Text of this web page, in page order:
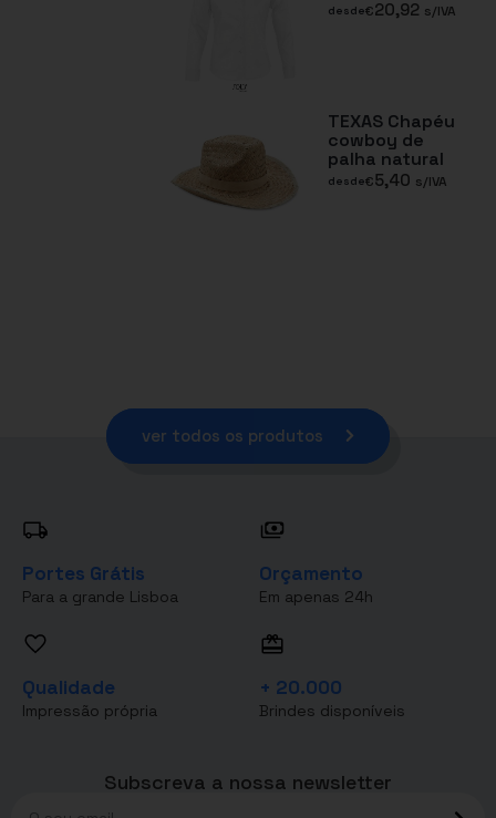
desde€20,92 s/IVA
TEXAS Chapéu
cowboy de
palha natural
desde€5,40 s/IVA
ver todos os produtos
Portes Grátis
Para a grande Lisboa
Orçamento
Em apenas 24h
Qualidade
Impressão própria
+ 20.000
Brindes disponíveis
Subscreva a nossa newsletter